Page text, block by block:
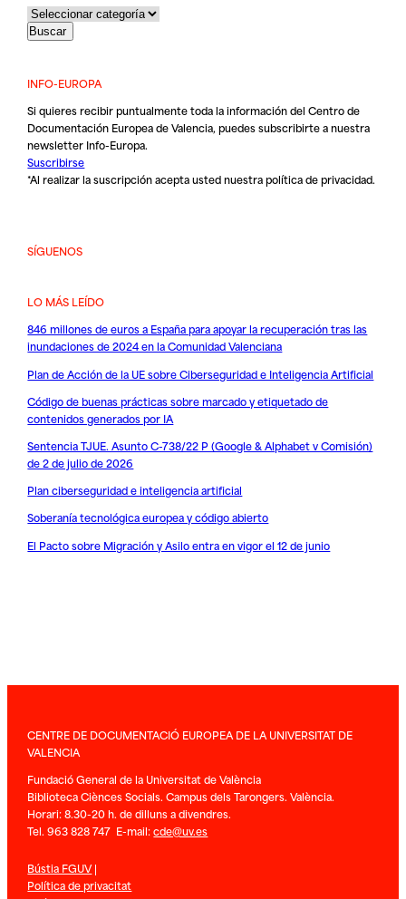
INFO-EUROPA
Si quieres recibir puntualmente toda la información del Centro de
Documentación Europea de Valencia, puedes subscribirte a nuestra
newsletter Info-Europa.
Suscribirse
*Al realizar la suscripción acepta usted nuestrapolítica de privacidad.
SÍGUENOS
LO MÁS LEÍDO
846 millones de euros a España para apoyar la recuperación tras las
inundaciones de 2024 en la Comunidad Valenciana
Plan de Acción de la UE sobre Ciberseguridad e Inteligencia Artificial
Código de buenas prácticas sobre marcado y etiquetado de
contenidos generados por IA
Sentencia TJUE. Asunto C-738/22 P (Google & Alphabet v Comisión)
de 2 de julio de 2026
Plan ciberseguridad e inteligencia artificial
Soberanía tecnológica europea y código abierto
El Pacto sobre Migración y Asilo entra en vigor el 12 de junio
CENTRE DE DOCUMENTACIÓ EUROPEA DE LA UNIVERSITAT DE
VALENCIA
Fundació General de la Universitat de València
Biblioteca Ciènces Socials. Campus dels Tarongers. València.
Horari: 8.30-20 h. de dilluns a divendres.
Tel. 963 828 747 E-mail:cde@uv.es
Bústia FGUV|
Política de privacitat